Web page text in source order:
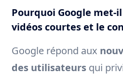
Pourquoi Google met-
vidéos courtes et le
Google répond aux
des utilisateurs qui